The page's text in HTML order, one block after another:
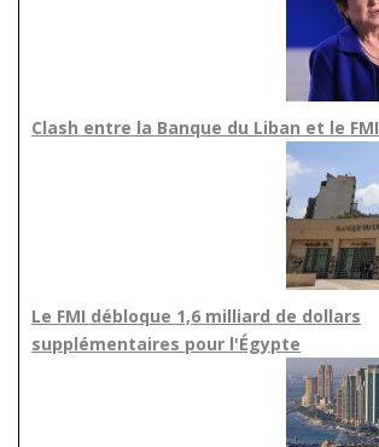
Clash entre la Banque du Liban et le FMI
Le FMI débloque 1,6 milliard de dollars
supplémentaires pour l'Égypte